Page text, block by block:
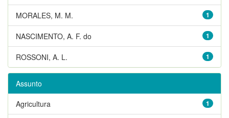
1
MORALES, M. M.
1
NASCIMENTO, A. F. do
1
ROSSONI, A. L.
Assunto
1
Agricultura